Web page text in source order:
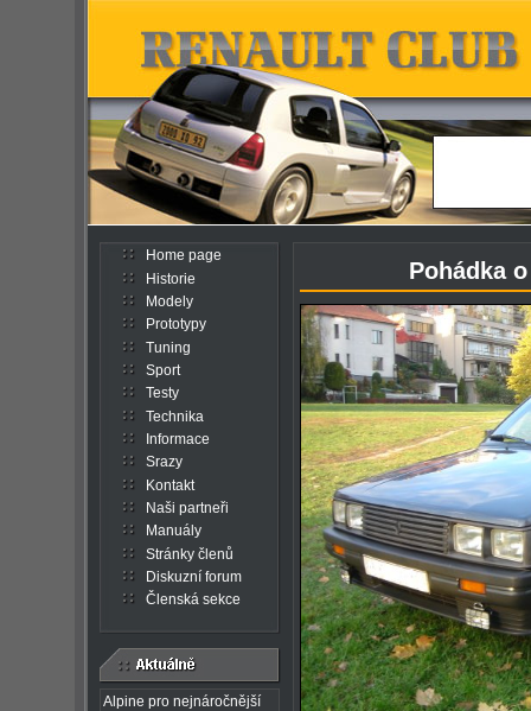
Home page
Historie
Modely
Prototypy
Tuning
Sport
Testy
Technika
Informace
Srazy
Kontakt
Naši partneři
Manuály
Stránky členů
Diskuzní forum
Členská sekce
Alpine pro nejnáročnější
Pohádka